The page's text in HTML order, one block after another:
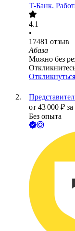
Т-Банк.
4.1
•
17481 отзыв
Абаза
Можно без
Откликнуться
от 43 000 ₽
Без опыта